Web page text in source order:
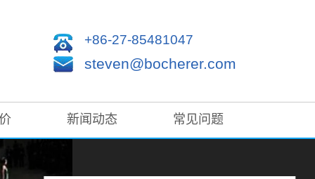
+86-27-85481047
steven@bocherer.com
新闻动态 常见问题